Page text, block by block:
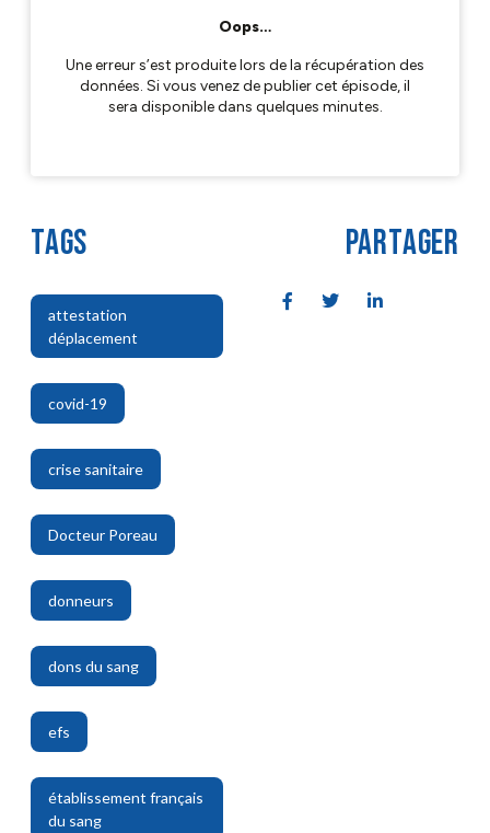
TAGS
attestation
déplacement
,
covid-19
,
crise sanitaire
,
Docteur Poreau
,
donneurs
,
dons du sang
,
efs
,
établissement français
du sang
PARTAGER